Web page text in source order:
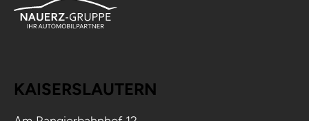
KAISERSLAUTERN